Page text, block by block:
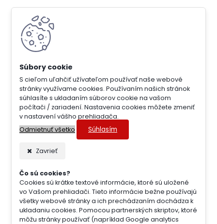
S cieľom uľahčiť užívateľom používať naše webové
stránky využívame cookies. Používaním našich stránok
súhlasíte s ukladaním súborov cookie na vašom
počítači / zariadení. Nastavenia cookies môžete zmeniť
v nastavení vášho prehliadača.
Odmietnuť všetko
Súhlasím
Zavrieť
Čo sú cookies?
Cookies sú krátke textové informácie, ktoré sú uložené
vo Vašom prehliadači. Tieto informácie bežne používajú
všetky webové stránky a ich prechádzaním dochádza k
ukladaniu cookies. Pomocou partnerských skriptov, ktoré
môžu stránky používať (napríklad Google analytics